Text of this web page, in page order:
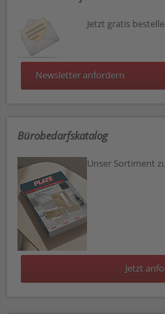
Jetzt gratis
Newsletter anfordern
Bürobedarfskatalog
Unser Sortiment
Jetzt